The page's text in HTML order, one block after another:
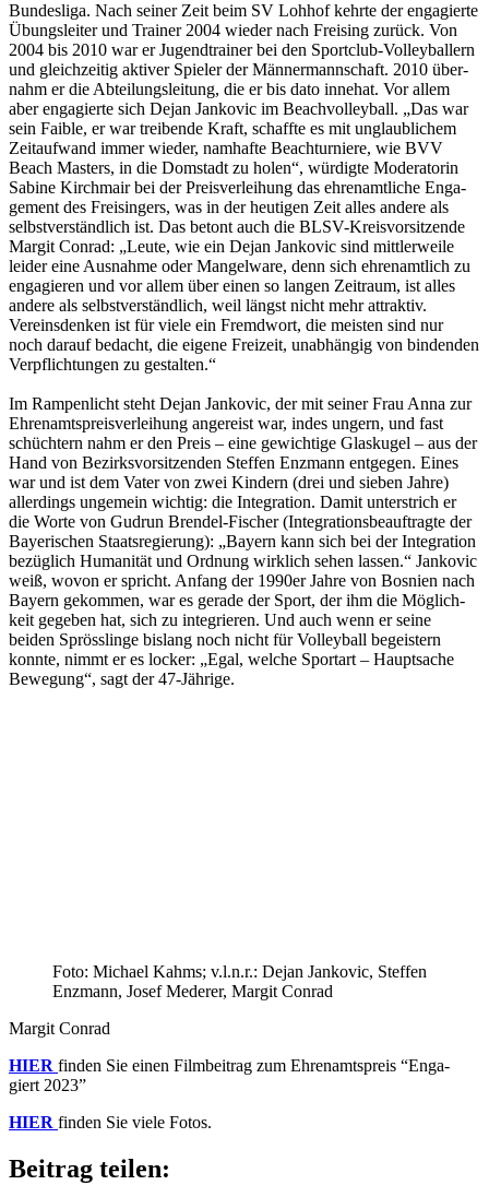
Bundes­liga. Nach seiner Zeit beim SV Lohhof kehrte der enga­gierte
Übungs­lei­ter und Trai­ner 2004 wieder nach Frei­sing zurück. Von
2004 bis 2010 war er Jugend­trai­ner bei den Sport­club-Volley­bal­lern
und gleich­zei­tig akti­ver Spie­ler der Männer­mann­schaft. 2010 über­
nahm er die Abtei­lungs­lei­tung, die er bis dato inne­hat. Vor allem
aber enga­gierte sich Dejan Janko­vic im Beach­vol­ley­ball. „Das war
sein Faible, er war trei­bende Kraft, schaffte es mit unglaub­li­chem
Zeit­auf­wand immer wieder, namhafte Beach­tur­niere, wie BVV
Beach Masters, in die Domstadt zu holen“, würdigte Mode­ra­to­rin
Sabine Kirch­mair bei der Preis­ver­lei­hung das ehren­amt­li­che Enga­
ge­ment des Frei­sin­gers, was in der heuti­gen Zeit alles andere als
selbst­ver­ständ­lich ist. Das betont auch die BLSV-Kreis­vor­sit­zende
Margit Conrad: „Leute, wie ein Dejan Janko­vic sind mitt­ler­weile
leider eine Ausnahme oder Mangel­ware, denn sich ehren­amt­lich zu
enga­gie­ren und vor allem über einen so langen Zeit­raum, ist alles
andere als selbst­ver­ständ­lich, weil längst nicht mehr attrak­tiv.
Vereins­den­ken ist für viele ein Fremd­wort, die meis­ten sind nur
noch darauf bedacht, die eigene Frei­zeit, unab­hän­gig von binden­den
Verpflich­tun­gen zu gestal­ten.“
Im Rampen­licht steht Dejan Janko­vic, der mit seiner Frau Anna zur
Ehren­amts­preis­ver­lei­hung ange­reist war, indes ungern, und fast
schüch­tern nahm er den Preis – eine gewich­tige Glas­ku­gel – aus der
Hand von Bezirks­vor­sit­zen­den Stef­fen Enzmann entge­gen. Eines
war und ist dem Vater von zwei Kindern (drei und sieben Jahre)
aller­dings unge­mein wich­tig: die Inte­gra­tion. Damit unter­strich er
die Worte von Gudrun Bren­del-Fischer (Inte­gra­ti­ons­be­auf­tragte der
Baye­ri­schen Staats­re­gie­rung): „Bayern kann sich bei der Inte­gra­tion
bezüg­lich Huma­ni­tät und Ordnung wirk­lich sehen lassen.“ Janko­vic
weiß, wovon er spricht. Anfang der 1990er Jahre von Bosnien nach
Bayern gekom­men, war es gerade der Sport, der ihm die Möglich­
keit gege­ben hat, sich zu inte­grie­ren. Und auch wenn er seine
beiden Spröss­linge bislang noch nicht für Volley­ball begeis­tern
konnte, nimmt er es locker: „Egal, welche Sport­art – Haupt­sa­che
Bewe­gung“, sagt der 47-Jährige.
Foto: Michael Kahms; v.l.n.r.: Dejan Janko­vic, Stef­fen
Enzmann, Josef Mede­rer, Margit Conrad
Margit Conrad
HIER finden Sie einen Film­bei­trag zum Ehren­amts­preis “Enga­
giert 2023”
HIER finden Sie viele Fotos.
Beitrag teilen: